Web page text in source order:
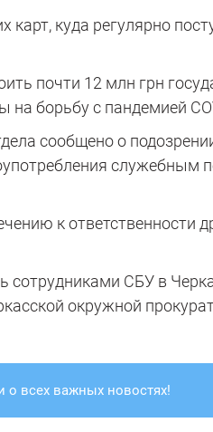
куда регулярно
почти 12 млн грн
борьбу с пандемией
сообщено о
служебным
к ответственности
сотрудниками СБУ в
окружной
о всех важных новостях!